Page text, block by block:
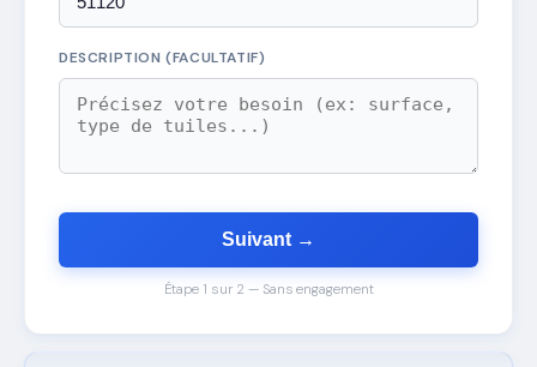
DESCRIPTION (FACULTATIF)
Suivant →
Étape 1 sur 2 — Sans engagement